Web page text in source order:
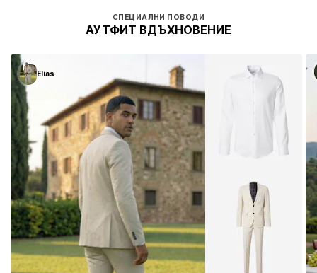
СПЕЦИАЛНИ ПОВОДИ
АУТФИТ ВДЪХНОВЕНИЕ
Elias